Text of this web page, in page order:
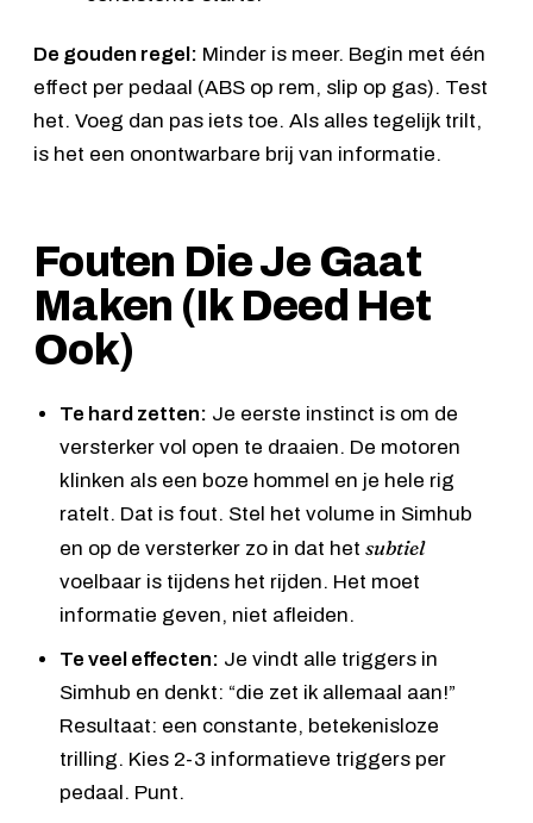
De gouden regel: Minder is meer. Begin met één
effect per pedaal (ABS op rem, slip op gas). Test
het. Voeg dan pas iets toe. Als alles tegelijk trilt,
is het een onontwarbare brij van informatie.
Fouten Die Je Gaat
Maken (Ik Deed Het
Ook)
Te hard zetten: Je eerste instinct is om de
versterker vol open te draaien. De motoren
klinken als een boze hommel en je hele rig
ratelt. Dat is fout. Stel het volume in Simhub
en op de versterker zo in dat het subtiel
voelbaar is tijdens het rijden. Het moet
informatie geven, niet afleiden.
Te veel effecten: Je vindt alle triggers in
Simhub en denkt: “die zet ik allemaal aan!”
Resultaat: een constante, betekenisloze
trilling. Kies 2-3 informatieve triggers per
pedaal. Punt.